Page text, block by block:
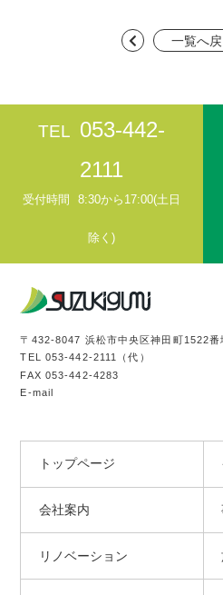
一覧へ戻
TEL 053-442-
2111
受付時間 8:30から17:00(土日
除く)
〒432-8047 浜松市中央区神田町1522番
TEL 053-442-2111
（代）
FAX 053-442-4283
E-mail
トップページ
会社案内
リノベーション